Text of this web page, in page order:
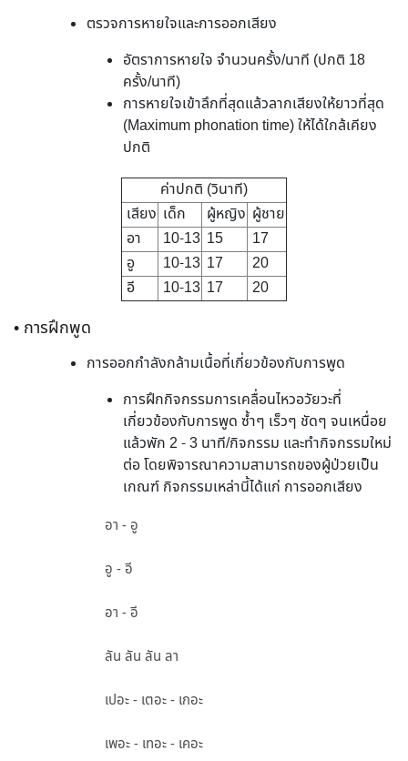
ตรวจการหายใจและการออกเสียง
อัตราการหายใจ จำนวนครั้ง/นาที (ปกติ 18
ครั้ง/นาที)
การหายใจเข้าลึกที่สุดแล้วลากเสียงให้ยาวที่สุด
(Maximum phonation time) ให้ได้ใกล้เคียง
ปกติ
ค่าปกติ (วินาที)
เสียง เด็ก ผู้หญิง ผู้ชาย
อา
10-13 15
17
อู
10-13 17
20
อี
10-13 17 20
• การฝึกพูด
การออกกำลังกล้ามเนื้อที่เกี่ยวข้องกับการพูด
การฝึกกิจกรรมการเคลื่อนไหวอวัยวะที่
เกี่ยวข้องกับการพูด ซ้ำๆ เร็วๆ ชัดๆ จนเหนื่อย
แล้วพัก 2 - 3 นาที/กิจกรรม และทำกิจกรรมใหม่
ต่อ โดยพิจารณาความสามารถของผู้ป่วยเป็น
เกณฑ์ กิจกรรมเหล่านี้ได้แก่ การออกเสียง
อา - อู
อู - อี
อา - อี
ลัน ลัน ลัน ลา
เปอะ - เตอะ - เกอะ
เพอะ - เทอะ - เคอะ